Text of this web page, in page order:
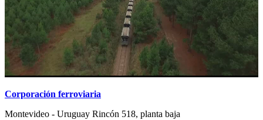
Corporación ferroviaria
Montevideo - Uruguay Rincón 518, planta baja